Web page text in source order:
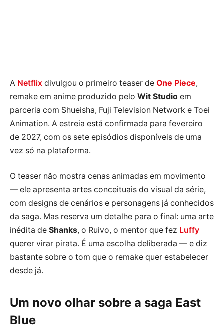
A Netflix divulgou o primeiro teaser de One Piece,
remake em anime produzido pelo Wit Studio em
parceria com Shueisha, Fuji Television Network e Toei
Animation. A estreia está confirmada para fevereiro
de 2027, com os sete episódios disponíveis de uma
vez só na plataforma.
O teaser não mostra cenas animadas em movimento
— ele apresenta artes conceituais do visual da série,
com designs de cenários e personagens já conhecidos
da saga. Mas reserva um detalhe para o final: uma arte
inédita de Shanks, o Ruivo, o mentor que fez Luffy
querer virar pirata. É uma escolha deliberada — e diz
bastante sobre o tom que o remake quer estabelecer
desde já.
Um novo olhar sobre a saga East
Blue